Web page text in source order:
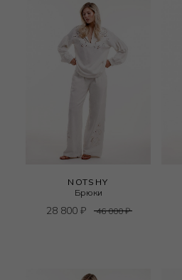
NOTSHY
Брюки
28 800 ₽ 46 000₽